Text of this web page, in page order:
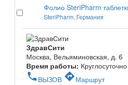
Фолио SteriPharm
SteriPharm, Германия
ЗдравСити
Москва, Вельяминовская, д. 6
Время работы: Круглосуточно
phone ВЫЗОВ directionsМаршрут